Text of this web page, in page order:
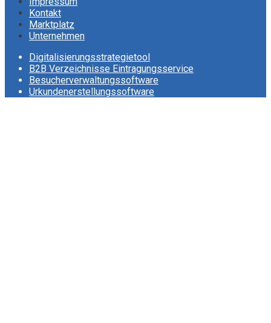
Kontakt
Marktplatz
Unternehmen
Digitalisierungsstrategietool
B2B Verzeichnisse Eintragungsservice
Besucherverwaltungssoftware
Urkundenerstellungssoftware